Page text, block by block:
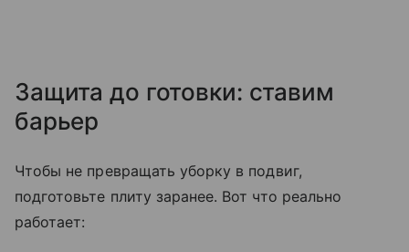
Защита до готовки: ставим
барьер
Чтобы не превращать уборку в подвиг,
подготовьте плиту заранее. Вот что реально
работает: